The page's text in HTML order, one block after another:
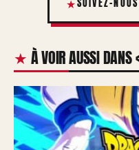
SUIVEZ-
À VOIR AUSSI